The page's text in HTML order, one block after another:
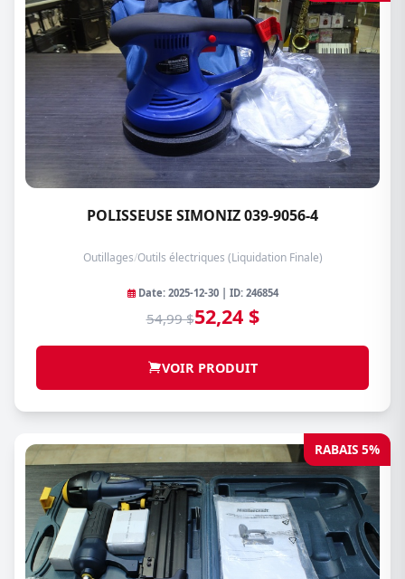
POLISSEUSE SIMONIZ 039-9056-4
Outillages/Outils électriques (Liquidation Finale)
Date: 2025-12-30 | ID: 246854
54,99 $52,24 $
VOIR PRODUIT
RABAIS 5%